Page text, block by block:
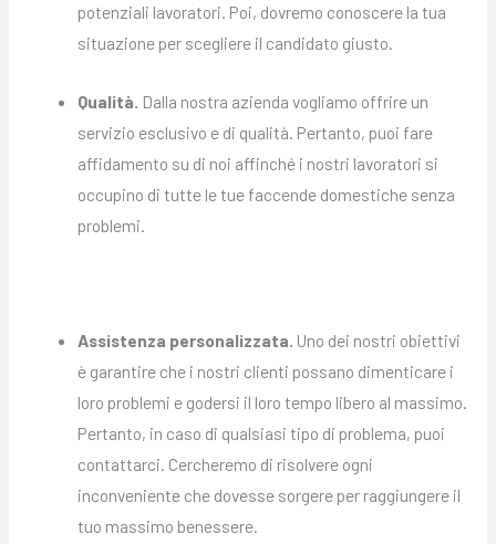
potenziali lavoratori. Poi, dovremo conoscere la tua
situazione per scegliere il candidato giusto.
Qualità. Dalla nostra azienda vogliamo offrire un
servizio esclusivo e di qualità. Pertanto, puoi fare
affidamento su di noi affinché i nostri lavoratori si
occupino di tutte le tue faccende domestiche senza
problemi.
Assistenza personalizzata. Uno dei nostri obiettivi
è garantire che i nostri clienti possano dimenticare i
loro problemi e godersi il loro tempo libero al massimo.
Pertanto, in caso di qualsiasi tipo di problema, puoi
contattarci. Cercheremo di risolvere ogni
inconveniente che dovesse sorgere per raggiungere il
tuo massimo benessere.